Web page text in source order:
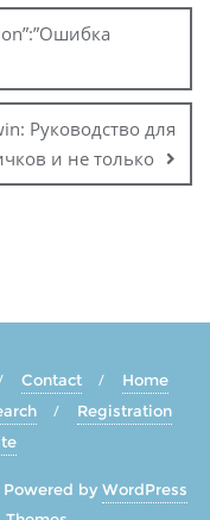
Руководство для
и не только
Contact
Home
Registration
Powered by WordPress